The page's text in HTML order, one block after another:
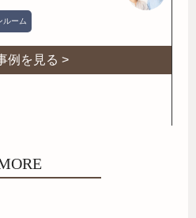
ルーム
例を見る >